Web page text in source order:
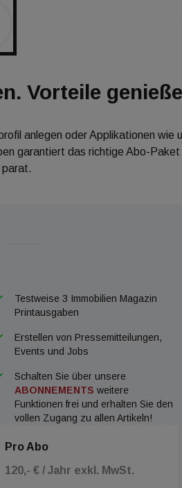
Vorteile
anlegen oder Applikationen wie
garantiert das richtige Abo-Paket
parat.
Testweise 3 Immobilien Magazin
Printausgaben
Erstellen von Pressemitteilungen,
Events und Jobs
Schalten Sie über unsere
ABONNEMENTS weitere
Funktionen frei und erhalten Sie den
vollen Zugang zu allen Artikeln!
Pro Abo
120,- € / Jahr exkl. MwSt.